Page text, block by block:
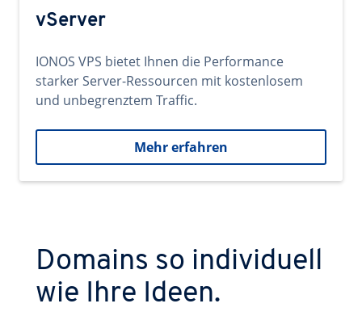
vServer
IONOS VPS bietet Ihnen die Performance
starker Server-Ressourcen mit kostenlosem
und unbegrenztem Traffic.
Mehr erfahren
Domains so individuell
wie Ihre Ideen.